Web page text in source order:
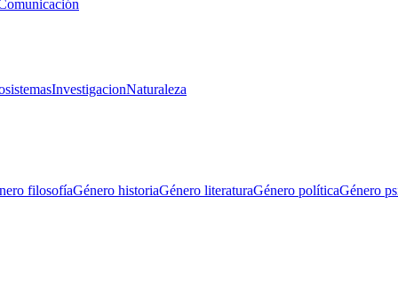
InvestigacionNaturaleza
filosofíaGénero historiaGénero literaturaGénero políticaGénero